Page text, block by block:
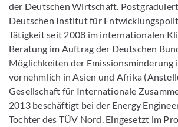
der Deutschen Wirtschaft.
Deutschen Institut für
Tätigkeit seit 2008 im internationalen
Beratung im Auftrag der Deutschen
Möglichkeiten der Emissionsminderung
vornehmlich in Asien und Afrika
Gesellschaft für Internationale
2013 beschäftigt bei der Energy
Tochter des TÜV Nord. Eingesetzt im